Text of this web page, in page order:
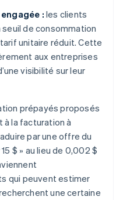
: les clients
de consommation
unitaire réduit. Cette
aux entreprises
visibilité sur leur
prépayés proposés
à la facturation à
par une offre du
$ » au lieu de 0,002 $
qui peuvent estimer
une certaine